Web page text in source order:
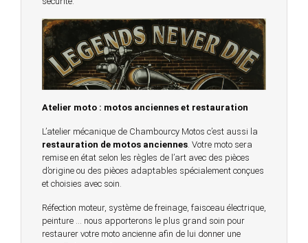
Atelier moto : motos anciennes et restauration
L’atelier mécanique de Chambourcy Motos c’est aussi la
restauration de motos anciennes. Votre moto sera
remise en état selon les règles de l’art avec des pièces
d’origine ou des pièces adaptables spécialement conçues
et choisies avec soin.
Réfection moteur, système de freinage, faisceau électrique,
peinture … nous apporterons le plus grand soin pour
restaurer votre moto ancienne afin de lui donner une